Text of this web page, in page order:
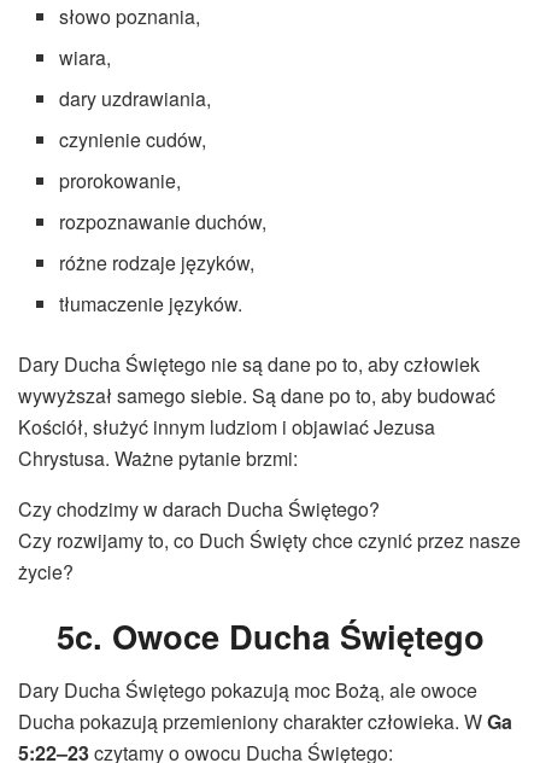
słowo poznania,
wiara,
dary uzdrawiania,
czynienie cudów,
prorokowanie,
rozpoznawanie duchów,
różne rodzaje języków,
tłumaczenie języków.
Dary Ducha Świętego nie są dane po to, aby człowiek
wywyższał samego siebie. Są dane po to, aby budować
Kościół, służyć innym ludziom i objawiać Jezusa
Chrystusa. Ważne pytanie brzmi:
Czy chodzimy w darach Ducha Świętego?
Czy rozwijamy to, co Duch Święty chce czynić przez nasze
życie?
5c. Owoce Ducha Świętego
Dary Ducha Świętego pokazują moc Bożą, ale owoce
Ducha pokazują przemieniony charakter człowieka. WGa
5:22–23czytamy o owocu Ducha Świętego: